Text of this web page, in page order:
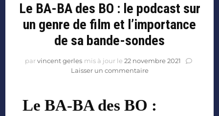
Le BA-BA des BO : le podcast sur
un genre de film et l’importance
de sa bande-sondes
parvincent gerles mis à jour le 22 novembre 2021
Laisser un commentaire
Le BA-BA des BO :